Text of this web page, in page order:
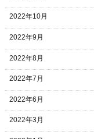
2022年10月
2022年9月
2022年8月
2022年7月
2022年6月
2022年3月